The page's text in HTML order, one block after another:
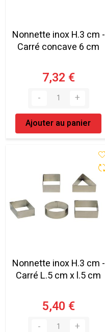
Nonnette inox H.3 cm -
Carré concave 6 cm
7,32 €
Ajouter au panier
Nonnette inox H.3 cm -
Carré L.5 cm x l.5 cm
5,40 €